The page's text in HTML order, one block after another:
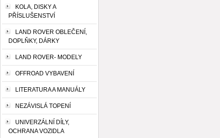
KOLA, DISKY A
PŘÍSLUŠENSTVÍ
LAND ROVER OBLEČENÍ,
DOPLŇKY, DÁRKY
LAND ROVER- MODELY
OFFROAD VYBAVENÍ
LITERATURA A MANUÁLY
NEZÁVISLÁ TOPENÍ
UNIVERZÁLNÍ DÍLY,
OCHRANA VOZIDLA